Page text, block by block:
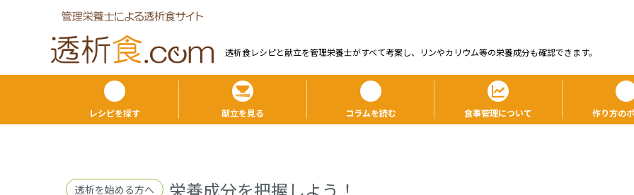
透析食レシピと献⽴を管理栄養⼠がすべて考案し、リンやカリウム等の栄養成分も確認できます。
レシピを探す 献立を見る コラムを読む 食事管理について 作り方の
透析を始める方へ 栄養成分を把握しよう！